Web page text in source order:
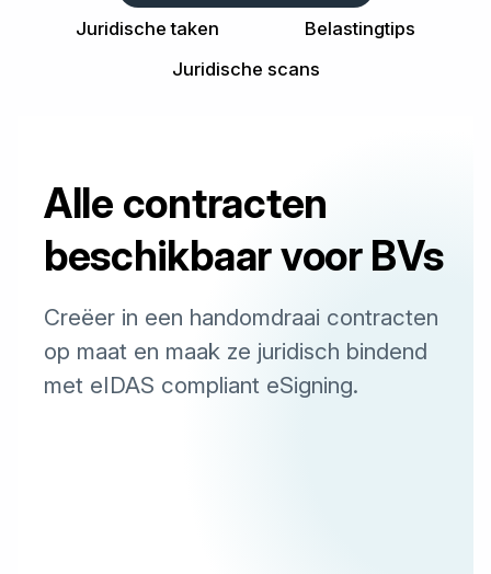
Juridische taken
Belastingtips
Juridische scans
Alle contracten
beschikbaar voor BVs
Creëer in een handomdraai contracten
op maat en maak ze juridisch bindend
met eIDAS compliant eSigning.